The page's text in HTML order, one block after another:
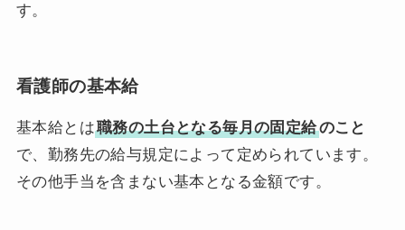
す。
看護師の基本給
基本給とは職務の土台となる毎月の固定給のこと
で、勤務先の給与規定によって定められています。
その他手当を含まない基本となる金額です。